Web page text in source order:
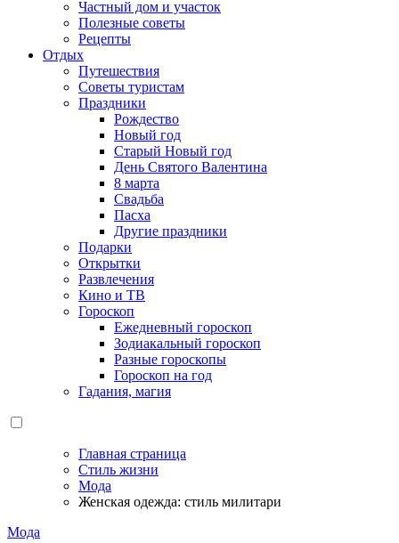
Частный дом и участок
Полезные советы
Рецепты
Отдых
Путешествия
Советы туристам
Праздники
Рождество
Новый год
Старый Новый год
День Святого Валентина
8 марта
Свадьба
Пасха
Другие праздники
Подарки
Открытки
Развлечения
Кино и ТВ
Гороскоп
Ежедневный гороскоп
Зодиакальный гороскоп
Разные гороскопы
Гороскоп на год
Гадания, магия
Главная страница
Стиль жизни
Мода
Женская одежда: стиль милитари
Мода